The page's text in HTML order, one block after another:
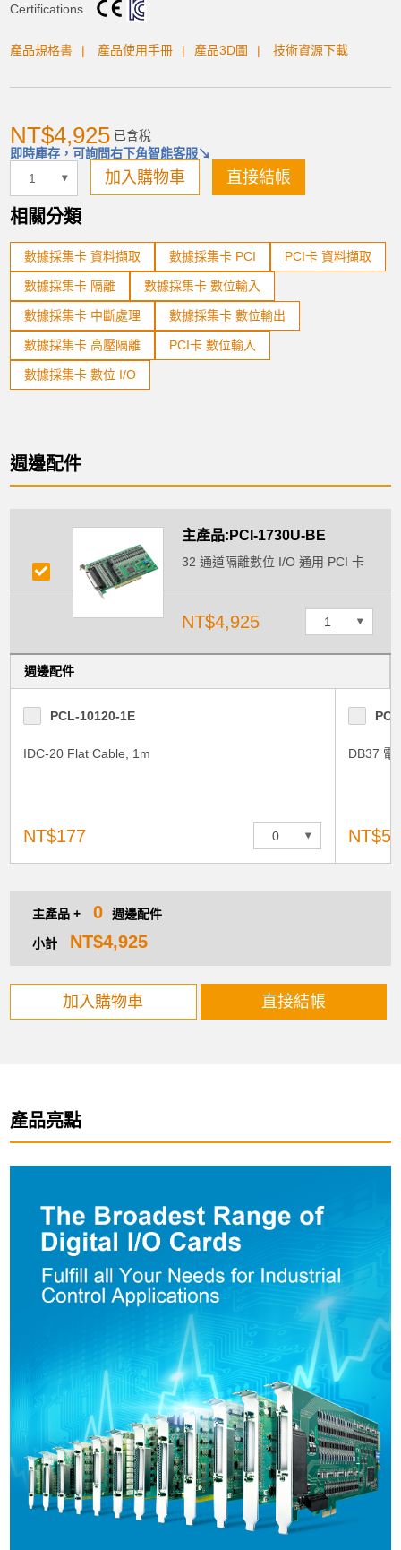
Certifications
產品規格書 產品使用手冊 產品3D圖 技術資源下載
NT$4,925 已含稅
即時庫存，可詢問右下角智能客服↘
加入購物車 直接結帳
加入購物車
產品已加入購物車
> 前往結帳
相關分類
數據採集卡 資料擷取 數據採集卡 PCI PCI卡 資料擷取
數據採集卡 隔離 數據採集卡 數位輸入
數據採集卡 中斷處理 數據採集卡 數位輸出
數據採集卡 高壓隔離 PCI卡 數位輸入
數據採集卡 數位 I/O
週邊配件
主產品:PCI-1730U-BE
32 通道隔離數位 I/O 通用 PCI 卡
NT$4,925
週邊配件
PCL-10120-1E
IDC-20 Flat Cable, 1m
NT$177
DB37 電
主產品 + 0 週邊配件
小計 NT$4,925
加入購物車 直接結帳
產品亮點